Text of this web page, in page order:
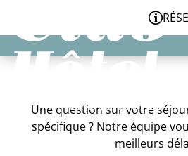
Une question sur votre
spécifique ? Notre équipe
meilleurs
Panneau de gestion des cookies